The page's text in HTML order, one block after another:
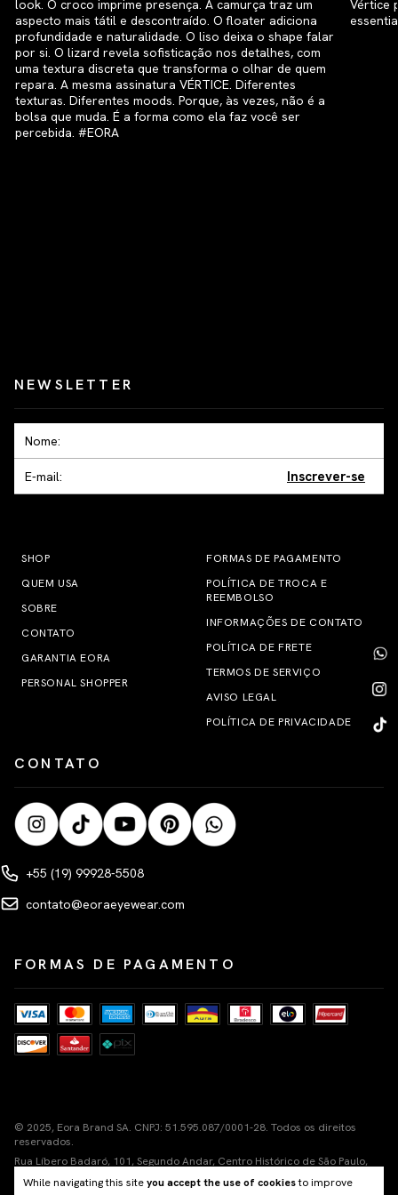
While navigating this siteyou accept the use of cookiesto improve
NEWSLETTER
Inscrever-se
SHOP
QUEM USA
SOBRE
CONTATO
GARANTIA EORA
PERSONAL SHOPPER
FORMAS DE PAGAMENTO
POLÍTICA DE TROCA E
REEMBOLSO
INFORMAÇÕES DE CONTATO
POLÍTICA DE FRETE
TERMOS DE SERVIÇO
AVISO LEGAL
POLÍTICA DE PRIVACIDADE
CONTATO
+55 (19) 99928-5508
contato@eoraeyewear.com
FORMAS DE PAGAMENTO
© 2025, Eora Brand SA. CNPJ: 51.595.087/0001-28. Todos os direitos
reservados.
Rua Líbero Badaró, 101, Segundo Andar, Centro Histórico de São Paulo,
Tecnologia de e-commerce Nuvemshop Next